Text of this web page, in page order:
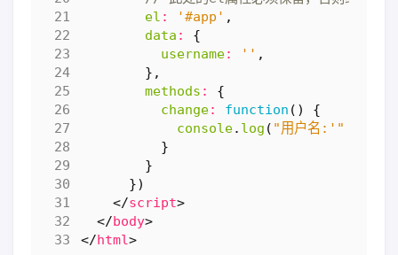
el : '#app' ,
data :
{
username: '' ,
},
methods :
{
change: function ()
{
console. log ( "用户名:'"
}
}
})
</script>
</body>
</html>